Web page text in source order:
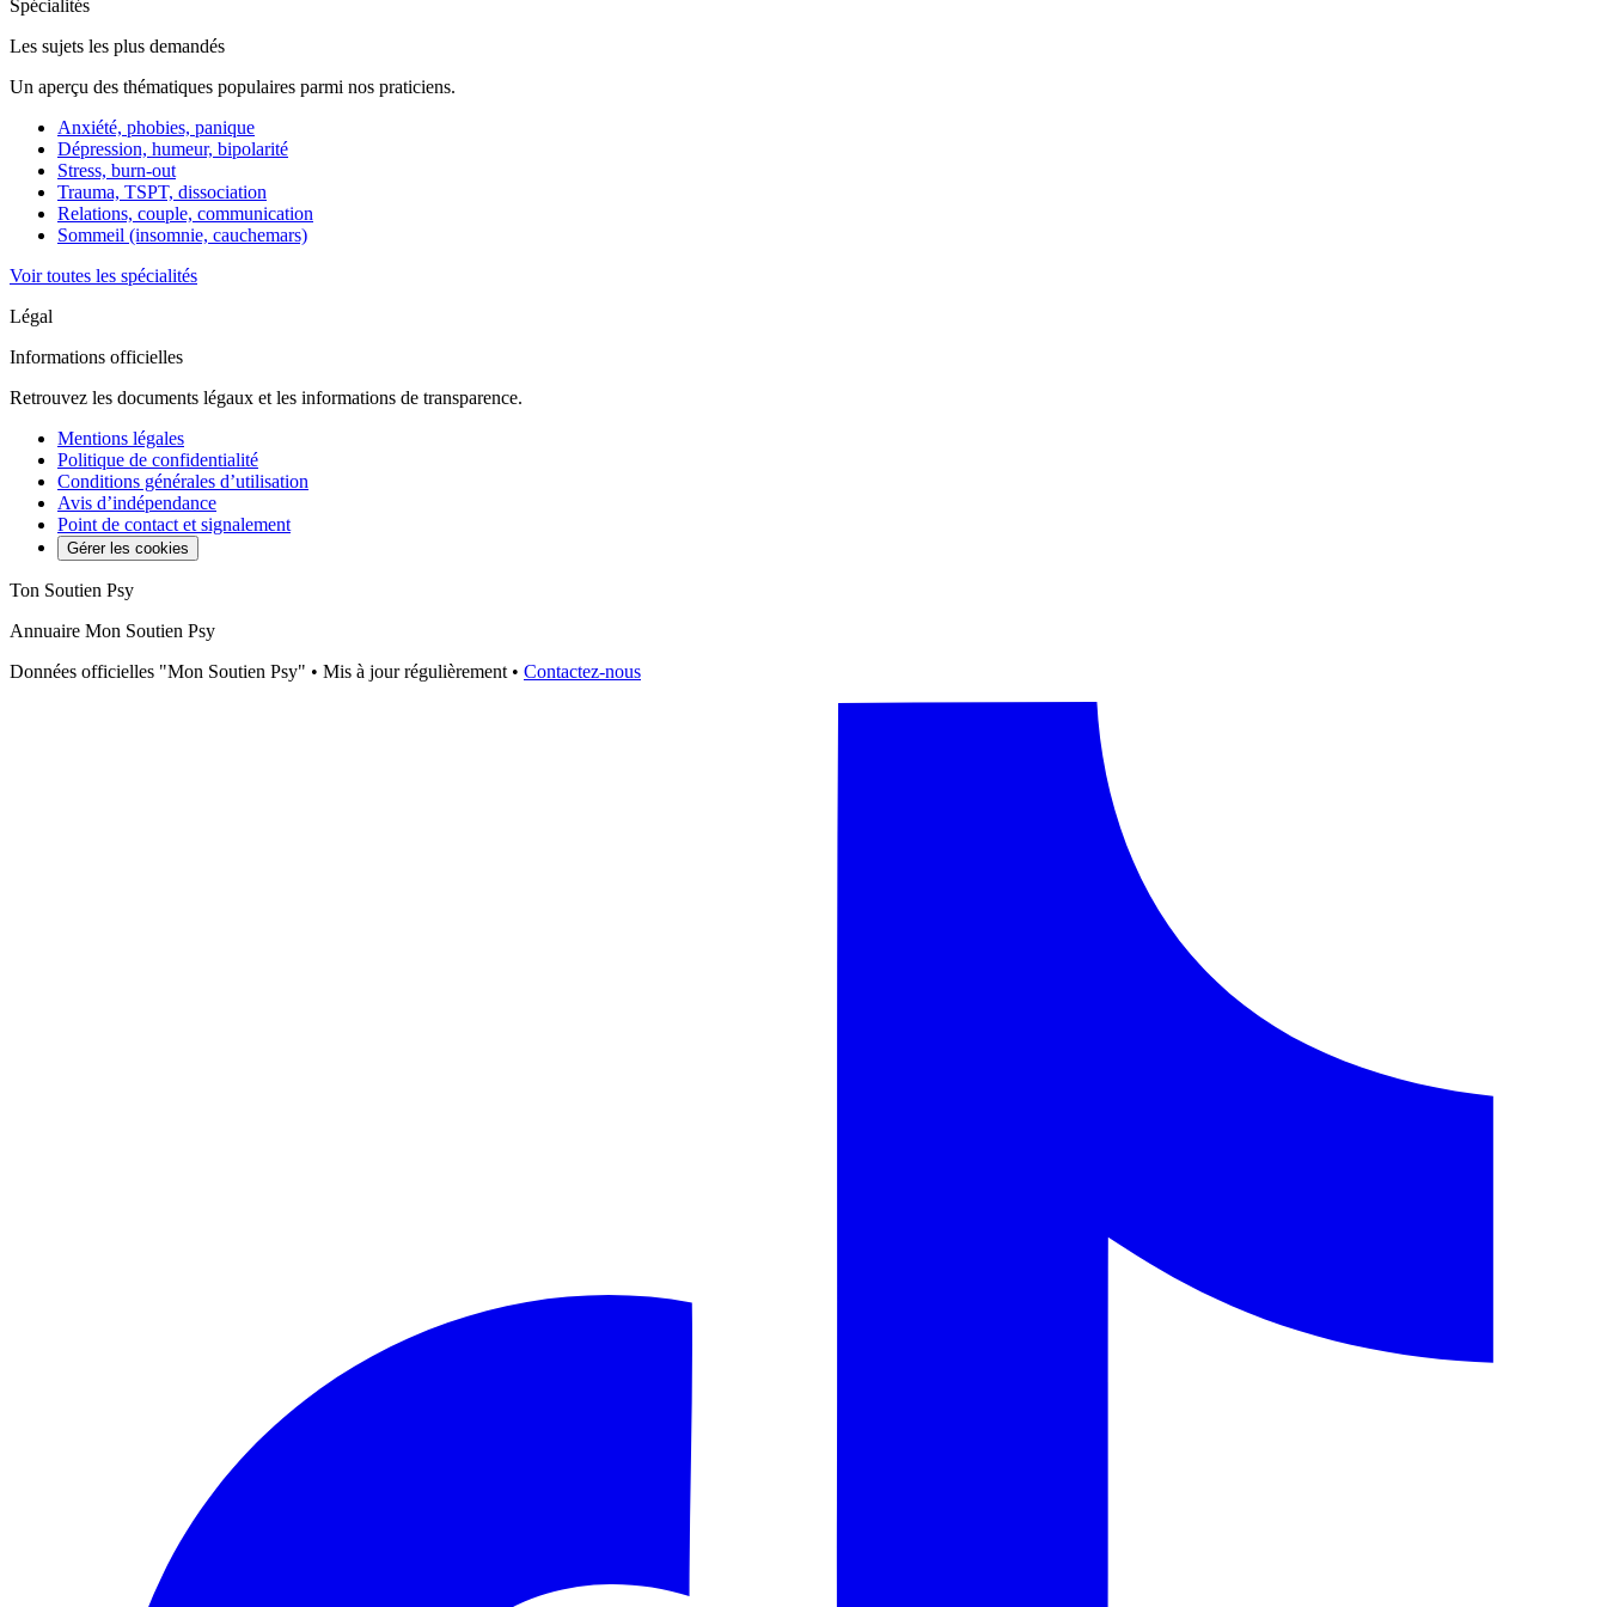
Spécialités
Les sujets les plus demandés
Un aperçu des thématiques populaires parmi nos praticiens.
Anxiété, phobies, panique
Dépression, humeur, bipolarité
Stress, burn-out
Trauma, TSPT, dissociation
Relations, couple, communication
Sommeil (insomnie, cauchemars)
Voir toutes les spécialités
Légal
Informations officielles
Retrouvez les documents légaux et les informations de transparence.
Mentions légales
Politique de confidentialité
Conditions générales d’utilisation
Avis d’indépendance
Point de contact et signalement
Gérer les cookies
Ton Soutien Psy
Annuaire Mon Soutien Psy
Données officielles "Mon Soutien Psy" • Mis à jour régulièrement • Contactez-nous